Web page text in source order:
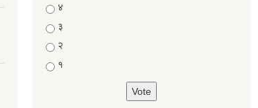
४
३
२
१